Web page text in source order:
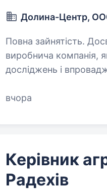
Долина-Центр,
Повна зайнятість. Досвід
виробнича компанія,
досліджень і
портфоліо компанії…
вчора
Керівник
Радехів